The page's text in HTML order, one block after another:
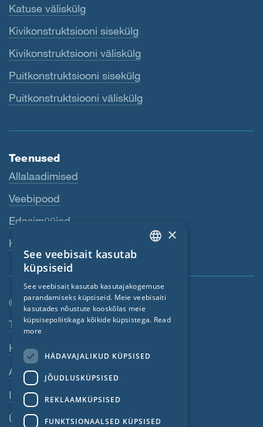
Katuse väliskülg
Kivikonstruktsiooni sisekülg
Kivikonstruktsiooni väliskülg
Puitkonstruktsiooni sisekülg
Puitkonstruktsiooni väliskülg
Teenused
Allalaadimised
Veebipood
Edasimüüjad
Kontaktisik
© SIGA 2026
Jaluse navigeerimisriba
Töökohad
Kontakt
Andmekaitse põhimõtted
Impressum
ÜKT
FRENCH
CZECH
LATVIAN
POLISH
×
See veebisait kasutab
küpsiseid
See veebisait kasutab kasutajakogemuse
parandamiseks küpsiseid. Meie veebisaiti
kasutades nõustute kooskõlas meie
küpsisepoliitikaga kõikide küpsistega. Read
more
HÄDAVAJALIKUD KÜPSISED
JÕUDLUSKÜPSISED
REKLAAMKÜPSISED
FUNKTSIONAALSED KÜPSISED